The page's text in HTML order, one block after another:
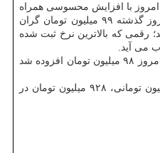
با افزایش محسوسی همراه
شده است. کوییک GX نسبت به روز گذشته ۹۹ میلیون تومان گران
رسید؛ رقمی که بالاترین نرخ ثبت شده
می آید.
در همین حال، قیمت کوییک S هم امروز ۹۸ میلیون تومان افزوده شد
همینطور کوییک RS با رشد ۹۸ میلیون تومانی، ۹۲۸ میلیون تومان در